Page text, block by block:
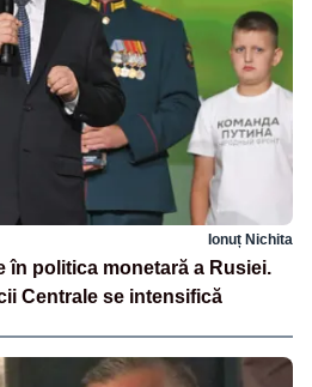
Ionuț Nichita
în politica monetară a Rusiei.
Centrale se intensifică